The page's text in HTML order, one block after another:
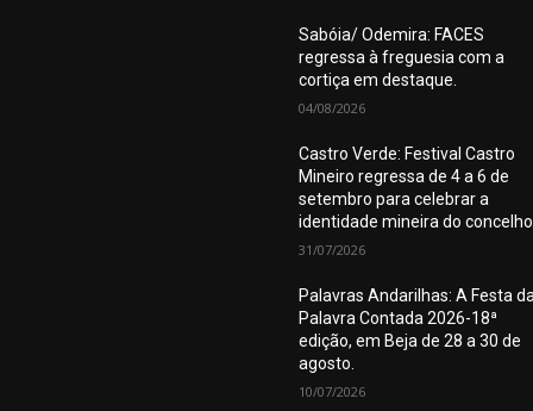
Sabóia/ Odemira: FACES
regressa à freguesia com a
cortiça em destaque.
04/08/2026
Castro Verde: Festival Castro
Mineiro regressa de 4 a 6 de
setembro para celebrar a
identidade mineira do concelho.
31/07/2026
Palavras Andarilhas: A Festa da
Palavra Contada 2026-18ª
edição, em Beja de 28 a 30 de
agosto.
10/07/2026